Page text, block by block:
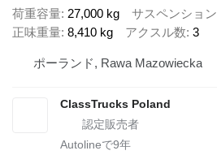
荷重容量 27,000 kg サスペンション
正味重量 8,410 kg アクスル数 3
ポーランド, Rawa Mazowiecka
ClassTrucks Poland
Autolineで9年